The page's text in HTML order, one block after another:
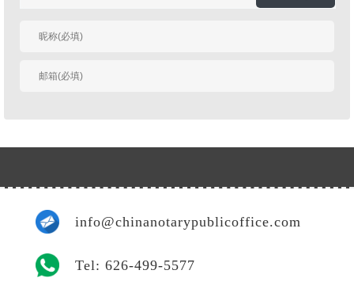
有人回复时邮件通知
我
info@chinanotarypublicoffice.com
Tel: 626-499-5577